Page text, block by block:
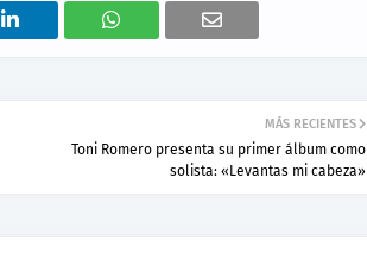
MÁS RECIENTES
Toni Romero presenta su primer álbum como
solista: «Levantas mi cabeza»